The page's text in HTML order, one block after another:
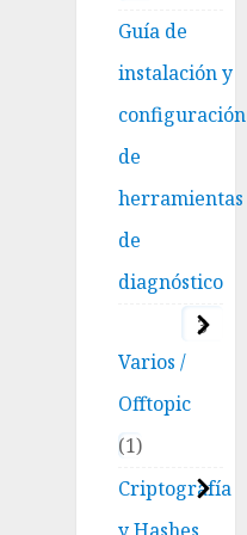
Guía de
instalación y
configuración
de
herramientas
de
diagnóstico
3
Varios /
Offtopic
1
Criptografía